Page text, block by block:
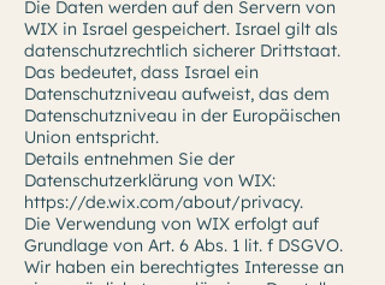
Die Daten werden auf den Servern von
WIX in Israel gespeichert. Israel gilt als
datenschutzrechtlich sicherer Drittstaat.
Das bedeutet, dass Israel ein
Datenschutzniveau aufweist, das dem
Datenschutzniveau in der Europäischen
Union entspricht.
Details entnehmen Sie der
Datenschutzerklärung von WIX:
https://de.wix.com/about/privacy.
Die Verwendung von WIX erfolgt auf
Grundlage von Art. 6 Abs. 1 lit. f DSGVO.
Wir haben ein berechtigtes Interesse an